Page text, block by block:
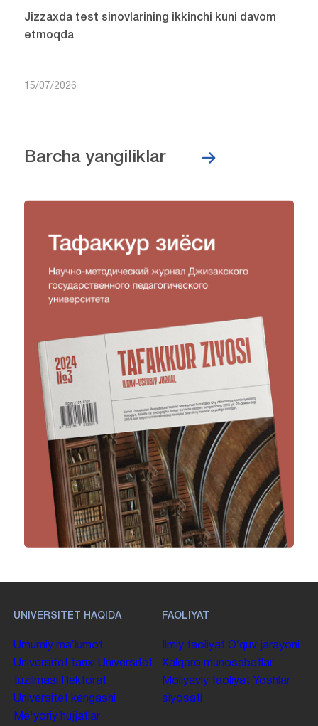
Jizzaxda test sinovlarining ikkinchi kuni davom
etmoqda
15/07/2026
Barcha yangiliklar
UNIVERSITET HAQIDA
Umumiy maʼlumot
Universitet tarixi Universitet
tuzilmasi
Rektorat
Universitet kengashi
Me'yoriy hujjatlar
FAOLIYAT
Ilmiy faoliyat Oʻquv jarayoni
Xalqaro munosabatlar
Moliyaviy faoliyat Yoshlar
siyosati